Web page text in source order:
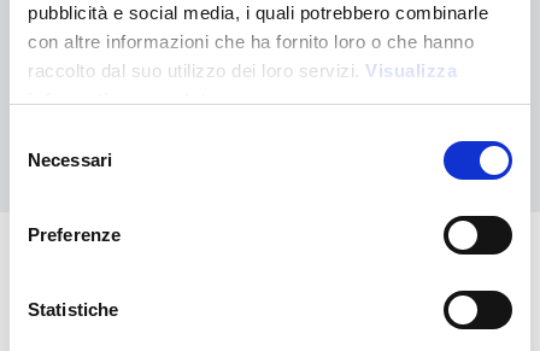
pubblicità e social media, i quali potrebbero combinarle
con altre informazioni che ha fornito loro o che hanno
raccolto dal suo utilizzo dei loro servizi. Visualizza
informativa completa
delNecessari
Preferenze
Statistiche
Sie haben nicht gefunden, wonach Sie suchen?
Kontaktieren Sie uns, wenn Sie Hilfe benötigen, oder fordern Sie
Ihre kundenspezifische Bestellung an